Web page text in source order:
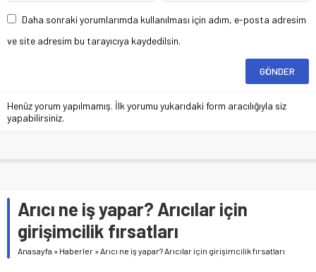
Daha sonraki yorumlarımda kullanılması için adım, e-posta adresim
ve site adresim bu tarayıcıya kaydedilsin.
Henüz yorum yapılmamış. İlk yorumu yukarıdaki form aracılığıyla siz
yapabilirsiniz.
Arıcı ne iş yapar? Arıcılar için
girişimcilik fırsatları
Anasayfa » Haberler »Arıcı ne iş yapar? Arıcılar için girişimcilik fırsatları